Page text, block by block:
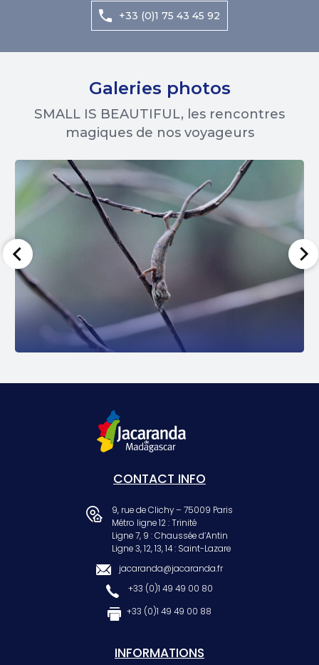
+33 (0)1 75 43 45 92
Galeries photos
SMALL IS BEAUTIFUL, les rencontres
magiques de nos voyageurs
CONTACT INFO
9, rue de Clichy – 75009 Paris
Métro ligne 12 : Trinité
Ligne 7, 9 : Chaussée d’Antin
Ligne 3, 12, 13, 14 : Saint-Lazare
jacaranda@jacaranda.fr
+33 (0)1 49 49 00 80
+33 (0)1 49 49 00 88
INFORMATIONS